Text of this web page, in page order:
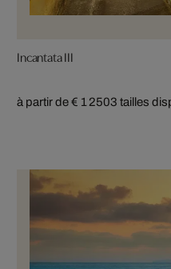
Incantata III
à partir de € 1 2503 tailles